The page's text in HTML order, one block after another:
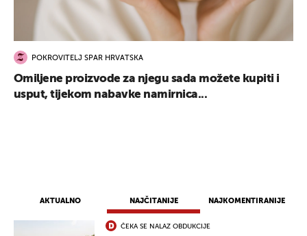
AKTUALNO NAJČITANIJE NAJKOMENTIRANIJE
ČEKA SE NALAZ OBDUKCIJE
POKROVITELJ SPAR HRVATSKA
Omiljene proizvode za njegu sada možete kupiti i
usput, tijekom nabavke namirnica...